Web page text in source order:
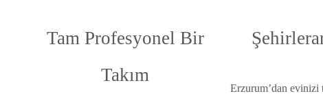
Tam Profesyonel Bir
Takım
Erzurum’dan evinizi